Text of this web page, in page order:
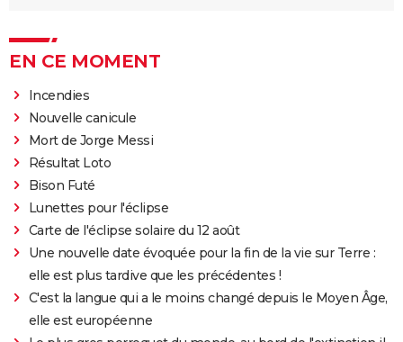
EN CE MOMENT
Incendies
Nouvelle canicule
Mort de Jorge Messi
Résultat Loto
Bison Futé
Lunettes pour l'éclipse
Carte de l'éclipse solaire du 12 août
Une nouvelle date évoquée pour la fin de la vie sur Terre :
elle est plus tardive que les précédentes !
C'est la langue qui a le moins changé depuis le Moyen Âge,
elle est européenne